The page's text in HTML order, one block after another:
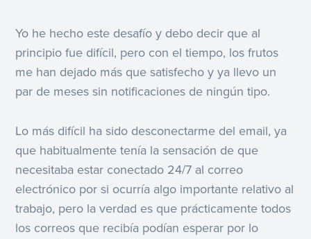
Yo he hecho este desafío y debo decir que al
principio fue difícil, pero con el tiempo, los frutos
me han dejado más que satisfecho y ya llevo un
par de meses sin notificaciones de ningún tipo.
Lo más difícil ha sido desconectarme del email, ya
que habitualmente tenía la sensación de que
necesitaba estar conectado 24/7 al correo
electrónico por si ocurría algo importante relativo al
trabajo, pero la verdad es que prácticamente todos
los correos que recibía podían esperar por lo